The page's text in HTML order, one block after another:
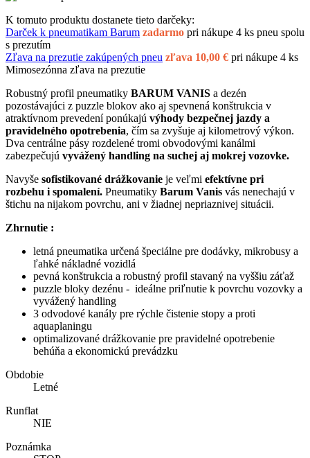
K tomuto produktu dostanete tieto darčeky:
Darček k pneumatikam Barum zadarmo pri nákupe 4 ks pneu spolu
s prezutím
Zľava na prezutie zakúpených pneu zľava 10,00 € pri nákupe 4 ks
Mimosezónna zľava na prezutie
Robustný profil pneumatiky BARUM VANIS a dezén
pozostávajúci z puzzle blokov ako aj spevnená konštrukcia v
atraktívnom prevedení ponúkajú výhody bezpečnej jazdy a
pravidelného opotrebenia, čím sa zvyšuje aj kilometrový výkon.
Dva centrálne pásy rozdelené tromi obvodovými kanálmi
zabezpečujú vyvážený handling na suchej aj mokrej vozovke.
Navyše sofistikované drážkovanie je veľmi efektívne pri
rozbehu i spomalení. Pneumatiky Barum Vanis vás nenechajú v
štichu na nijakom povrchu, ani v žiadnej nepriaznivej situácii.
Zhrnutie :
letná pneumatika určená špeciálne pre dodávky, mikrobusy a
ľahké nákladné vozidlá
pevná konštrukcia a robustný profil stavaný na vyššiu záťaž
puzzle bloky dezénu - ideálne priľnutie k povrchu vozovky a
vyvážený handling
3 odvodové kanály pre rýchle čistenie stopy a proti
aquaplaningu
optimalizované drážkovanie pre pravidelné opotrebenie
behúňa a ekonomickú prevádzku
Obdobie
Letné
Runflat
NIE
Poznámka